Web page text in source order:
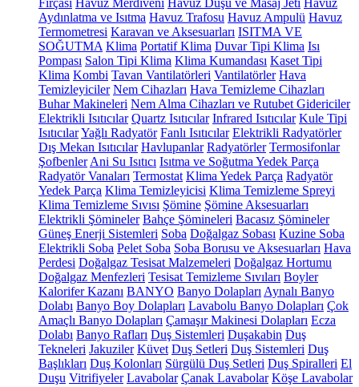
Fırçası Havuz Merdiveni Havuz Duşu ve Masaj Jeti Havuz
Aydınlatma ve Isıtma Havuz Trafosu Havuz Ampulü Havuz
Termometresi Karavan ve Aksesuarları ISITMA VE
SOĞUTMA Klima Portatif Klima Duvar Tipi Klima Isı
Pompası Salon Tipi Klima Klima Kumandası Kaset Tipi
Klima Kombi Tavan Vantilatörleri Vantilatörler Hava
Temizleyiciler Nem Cihazları Hava Temizleme Cihazları
Buhar Makineleri Nem Alma Cihazları ve Rutubet Gidericiler
Elektrikli Isıtıcılar Quartz Isıtıcılar Infrared Isıtıcılar Kule Tipi
IsıtıcılarYağlı Radyatör Fanlı Isıtıcılar Elektrikli Radyatörler
Dış Mekan Isıtıcılar Havlupanlar Radyatörler Termosifonlar
Şofbenler Ani Su Isıtıcı Isıtma ve Soğutma Yedek Parça
Radyatör Vanaları Termostat Klima Yedek Parça Radyatör
Yedek Parça Klima Temizleyicisi Klima Temizleme Spreyi
Klima Temizleme Sıvısı Şömine Şömine Aksesuarları
Elektrikli Şömineler Bahçe Şömineleri Bacasız Şömineler
Güneş Enerji Sistemleri Soba Doğalgaz Sobası Kuzine Soba
Elektrikli Soba Pelet Soba Soba Borusu ve Aksesuarları Hava
Perdesi Doğalgaz Tesisat Malzemeleri Doğalgaz Hortumu
Doğalgaz Menfezleri Tesisat Temizleme Sıvıları Boyler
Kalorifer Kazanı BANYO Banyo Dolapları Aynalı Banyo
Dolabı Banyo Boy Dolapları Lavabolu Banyo Dolapları Çok
Amaçlı Banyo Dolapları Çamaşır Makinesi Dolapları Ecza
Dolabı Banyo Rafları Duş Sistemleri Duşakabin Duş
Tekneleri Jakuziler Küvet Duş Setleri Duş Sistemleri Duş
Başlıkları Duş Kolonları Sürgülü Duş Setleri Duş Spiralleri El
Duşu Vitrifiyeler Lavabolar Çanak Lavabolar Köşe Lavabolar